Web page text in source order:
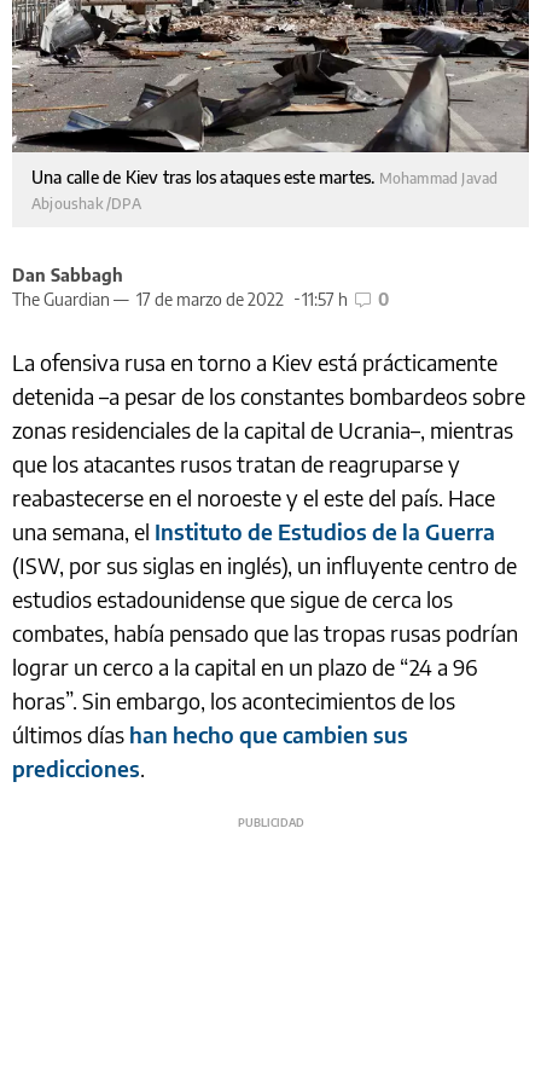
Una calle de Kiev tras los ataques este martes. Mohammad Javad
Abjoushak /DPA
Dan Sabbagh
The Guardian — 17 de marzo de 2022 11:57 h 0
La ofensiva rusa en torno a Kiev está prácticamente
detenida –a pesar de los constantes bombardeos sobre
zonas residenciales de la capital de Ucrania–, mientras
que los atacantes rusos tratan de reagruparse y
reabastecerse en el noroeste y el este del país. Hace
una semana, el Instituto de Estudios de la Guerra
(ISW, por sus siglas en inglés), un influyente centro de
estudios estadounidense que sigue de cerca los
combates, había pensado que las tropas rusas podrían
lograr un cerco a la capital en un plazo de “24 a 96
horas”. Sin embargo, los acontecimientos de los
últimos días han hecho que cambien sus
predicciones.